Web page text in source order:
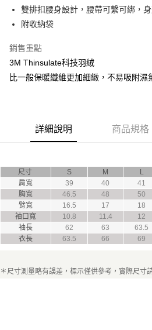
１．簡單：不需註冊會員、不需綁卡、不需
３．安心：先確認商品／服務後，再付款。
【「AFTEE先享後付」結帳流程】
１．於結帳方式選擇「AFTEE先享後付」後
２．訂單成立數日內，您將收到繳費通知簡
購買商品的店家。未經商家同意取消之訂單
後付繳納相關費用。
※ 交易是否成功請以「AFTEE先享後付 」
【注意事項】
１．透過由恩沛科技股份有限公司提供之「
易，需依本服務之必要範圍內提供個人資料
權轉讓予恩沛科技股份有限公司。
２．關於個人資料處理事宜，請瀏覽以下網址
https://aftee.tw/terms/#terms3
任。
５．嚴禁一人註冊多個帳號或使用他人資訊
運送方式
每筆NT$70，滿NT$1,000(含以上)免運
雙排扣腰身設計，腰帶可繫可綁，
附收納袋
銷售重點
3M Thinsulate科技羽絨
比一般保暖纖維更加細緻，不易吸附濕
詳細說明 商品規格
尺寸 S M L
肩寬
39 40 41
胸寬
46.5 48 50
臂寬
16.5 17 18
袖口寬
10.8 11.4 12
袖長
62 63 63.5
衣長
63.5 66 69
＊尺寸測量略有誤差，標示僅供參考，實際尺寸